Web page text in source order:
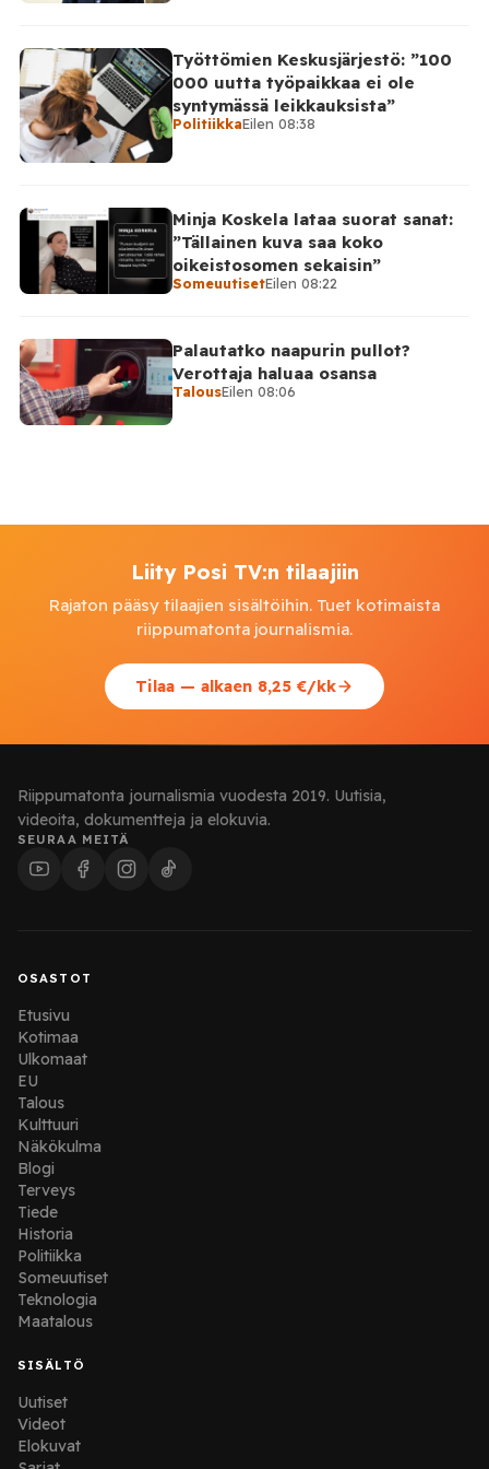
Työttömien Keskusjärjestö: ”100
000 uutta työpaikkaa ei ole
syntymässä leikkauksista”
PolitiikkaEilen 08:38
Minja Koskela lataa suorat sanat:
”Tällainen kuva saa koko
oikeistosomen sekaisin”
SomeuutisetEilen 08:22
Palautatko naapurin pullot?
Verottaja haluaa osansa
TalousEilen 08:06
Liity Posi TV:n tilaajiin
Rajaton pääsy tilaajien sisältöihin. Tuet kotimaista
riippumatonta journalismia.
Tilaa — alkaen 8,25 €/kk
Riippumatonta journalismia vuodesta 2019. Uutisia,
videoita, dokumentteja ja elokuvia.
SEURAA MEITÄ
OSASTOT
Etusivu
Kotimaa
Ulkomaat
EU
Talous
Kulttuuri
Näkökulma
Blogi
Terveys
Tiede
Historia
Politiikka
Someuutiset
Teknologia
Maatalous
SISÄLTÖ
Uutiset
Videot
Elokuvat